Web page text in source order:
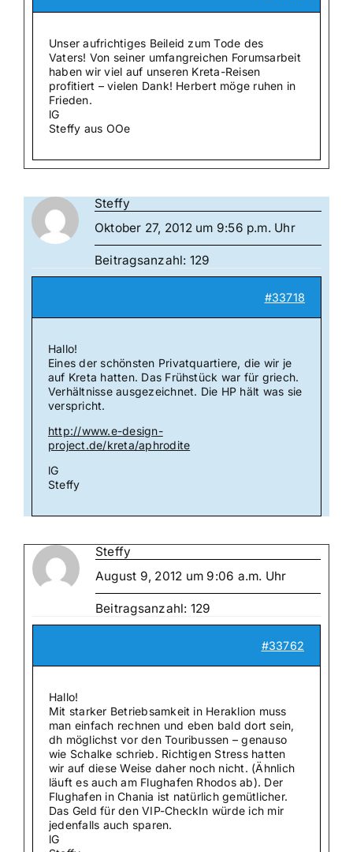
Unser aufrichtiges Beileid zum Tode des
Vaters! Von seiner umfangreichen Forumsarbeit
haben wir viel auf unseren Kreta-Reisen
profitiert – vielen Dank! Herbert möge ruhen in
Frieden.
lG
Steffy aus OOe
Steffy
Oktober 27, 2012 um 9:56 p.m. Uhr
Beitragsanzahl: 129
#33718
Hallo!
Eines der schönsten Privatquartiere, die wir je
auf Kreta hatten. Das Frühstück war für griech.
Verhältnisse ausgezeichnet. Die HP hält was sie
verspricht.
http://www.e-design-
project.de/kreta/aphrodite
lG
Steffy
Steffy
August 9, 2012 um 9:06 a.m. Uhr
Beitragsanzahl: 129
#33762
Hallo!
Mit starker Betriebsamkeit in Heraklion muss
man einfach rechnen und eben bald dort sein,
dh möglichst vor den Touribussen – genauso
wie Schalke schrieb. Richtigen Stress hatten
wir auf diese Weise daher noch nicht. (Ähnlich
läuft es auch am Flughafen Rhodos ab). Der
Flughafen in Chania ist natürlich gemütlicher.
Das Geld für den VIP-CheckIn würde ich mir
jedenfalls auch sparen.
lG